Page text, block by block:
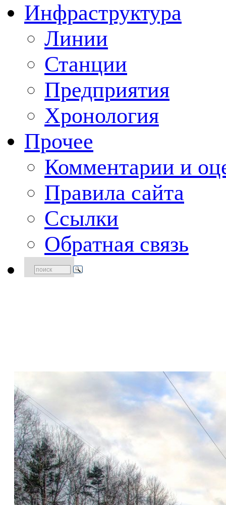
Инфраструктура
Линии
Станции
Предприятия
Хронология
Прочее
Комментарии и
Правила сайта
Ссылки
Обратная связь